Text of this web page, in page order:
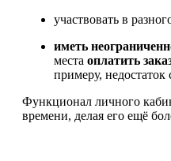
участвовать в
иметь
места оплатить
примеру,
Функционал личного
времени, делая его ещё